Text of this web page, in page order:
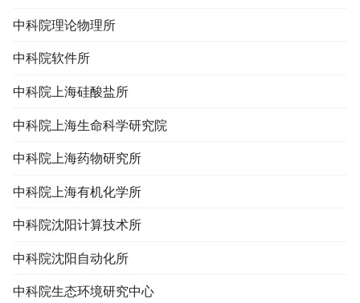
中科院理论物理所
中科院软件所
中科院上海硅酸盐所
中科院上海生命科学研究院
中科院上海药物研究所
中科院上海有机化学所
中科院沈阳计算技术所
中科院沈阳自动化所
中科院生态环境研究中心